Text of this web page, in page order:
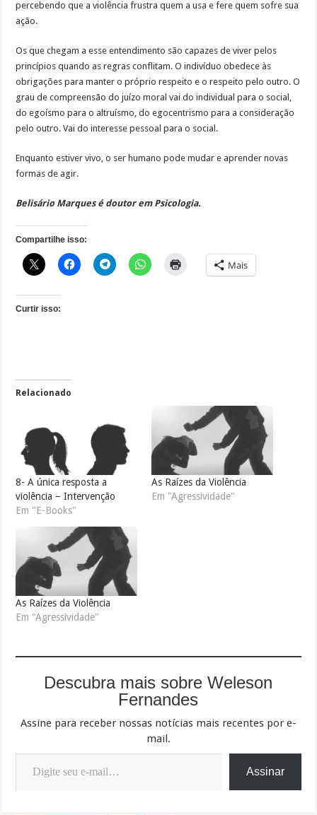
percebendo que a violência frustra quem a usa e fere quem sofre sua
ação.
Os que chegam a esse entendimento são capazes de viver pelos
princípios quando as regras conflitam. O indivíduo obedece às
obrigações para manter o próprio respeito e o respeito pelo outro. O
grau de compreensão do juízo moral vai do individual para o social,
do egoísmo para o altruísmo, do egocentrismo para a consideração
pelo outro. Vai do interesse pessoal para o social.
Enquanto estiver vivo, o ser humano pode mudar e aprender novas
formas de agir.
Belisário Marques é doutor em Psicologia.
Compartilhe isso:
Mais
Curtir isso:
Relacionado
8- A única resposta a
violência – Intervenção
Em "E-Books"
As Raízes da Violência
Em "Agressividade"
As Raízes da Violência
Em "Agressividade"
Descubra mais sobre Weleson
Fernandes
Assine para receber nossas notícias mais recentes por e-
mail.
Digite seu e-mail…
Assinar